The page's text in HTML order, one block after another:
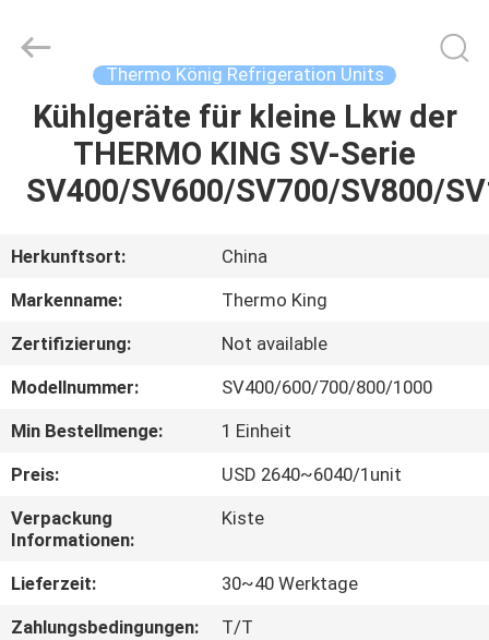
ZU
HAUSE
ÜBER
UNS
WERKSBESICHTIGUNG
QUALITÄTSKONTROLLE
KONTAKT
MIT
UNS
INDUSTRY
Reserved.
Thermo König Refrigeration Units
Kühlgeräte für kleine Lkw der
THERMO KING SV-Serie
SV400/SV600/SV700/SV800/
Herkunftsort:
China
Markenname:
Thermo King
Zertifizierung:
Not available
Modellnummer:
SV400/600/700/800/1000
Min Bestellmenge:
1 Einheit
Preis:
USD 2640~6040/1unit
Verpackung
Informationen:
Kiste
Lieferzeit:
30~40 Werktage
Zahlungsbedingungen:
T/T